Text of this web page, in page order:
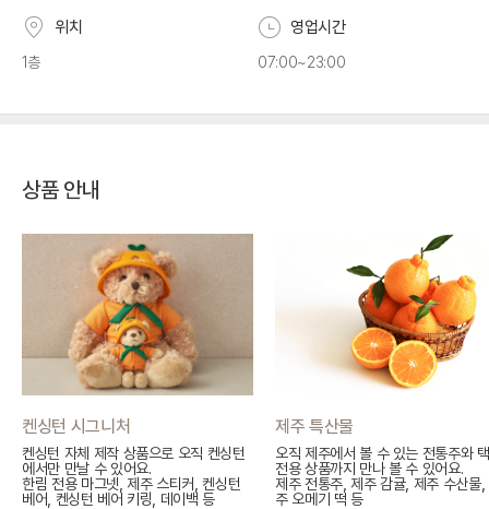
위치
1층
영업시간
07:00~23:00
상품 안내
켄싱턴 시그니처
켄싱턴 자체 제작 상품으로 오직 켄싱턴
에서만 만날 수 있어요.
한림 전용 마그넷, 제주 스티커, 켄싱턴
베어, 켄싱턴 베어 키링, 데이백 등
제주 특산물
오직 제주에서 볼 수 있는 전통주와
전용 상품까지 만나 볼 수 있어요.
제주 전통주, 제주 감귤, 제주 수산물,
주 오메기 떡 등